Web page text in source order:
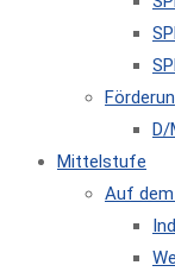
D/
Mittelstufe
Auf